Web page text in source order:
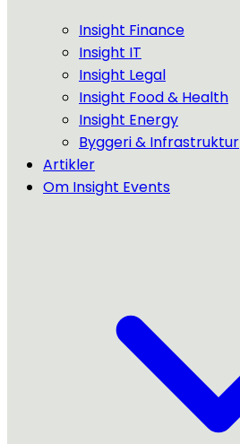
Insight Finance
Insight IT
Insight Legal
Insight Food & Health
Insight Energy
Byggeri & Infrastruktur
Artikler
Om Insight Events